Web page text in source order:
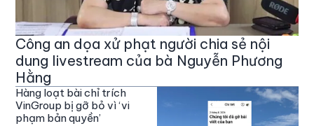
Công an dọa xử phạt người chia sẻ nội
dung livestream của bà Nguyễn Phương
Hằng
Hàng loạt bài chỉ trích
VinGroup bị gỡ bỏ vì ‘vi
phạm bản quyền’